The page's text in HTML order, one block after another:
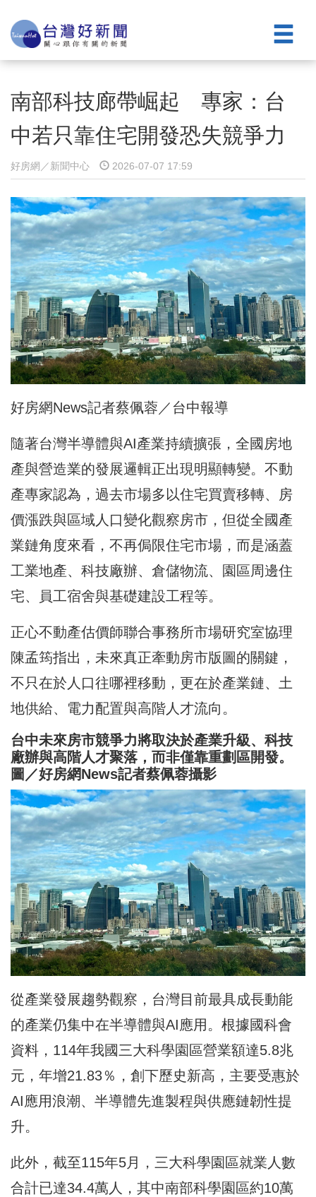
南部科技廊帶崛起 專家：台
中若只靠住宅開發恐失競爭力
好房網／新聞中心 2026-07-07 17:59
好房網News記者蔡佩蓉／台中報導
隨著台灣半導體與AI產業持續擴張，全國房地
產與營造業的發展邏輯正出現明顯轉變。不動
產專家認為，過去市場多以住宅買賣移轉、房
價漲跌與區域人口變化觀察房市，但從全國產
業鏈角度來看，不再侷限住宅市場，而是涵蓋
工業地產、科技廠辦、倉儲物流、園區周邊住
宅、員工宿舍與基礎建設工程等。
正心不動產估價師聯合事務所市場研究室協理
陳孟筠指出，未來真正牽動房市版圖的關鍵，
不只在於人口往哪裡移動，更在於產業鏈、土
地供給、電力配置與高階人才流向。
台中未來房市競爭力將取決於產業升級、科技
廠辦與高階人才聚落，而非僅靠重劃區開發。
圖／好房網News記者蔡佩蓉攝影
從產業發展趨勢觀察，台灣目前最具成長動能
的產業仍集中在半導體與AI應用。根據國科會
資料，114年我國三大科學園區營業額達5.8兆
元，年增21.83％，創下歷史新高，主要受惠於
AI應用浪潮、半導體先進製程與供應鏈韌性提
升。
此外，截至115年5月，三大科學園區就業人數
合計已達34.4萬人，其中南部科學園區約10萬